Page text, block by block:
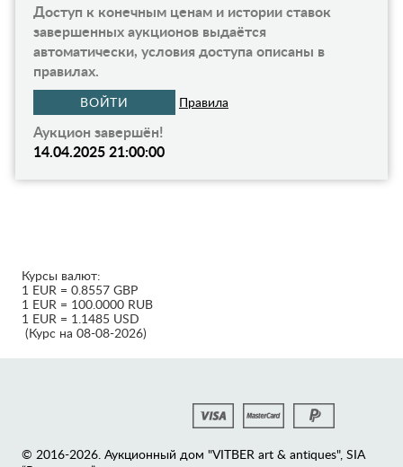
Доступ к конечным ценам и истории ставок
завершенных аукционов выдаётся
автоматически, условия доступа описаны в
правилах.
ВОЙТИ Правила
Аукцион завершён!
14.04.2025 21:00:00
Курсы валют:
1 EUR = 0.8557 GBP
1 EUR = 100.0000 RUB
1 EUR = 1.1485 USD
(Курс на 08-08-2026)
© 2016-2026. Аукционный дом "VITBER art & antiques", SIA